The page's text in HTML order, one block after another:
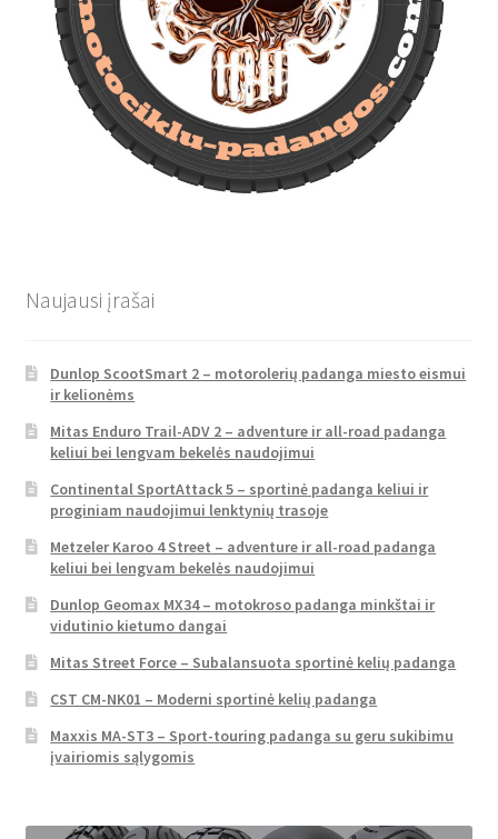
Naujausi įrašai
Dunlop ScootSmart 2 – motorolerių padanga miesto eismui
ir kelionėms
Mitas Enduro Trail-ADV 2 – adventure ir all-road padanga
keliui bei lengvam bekelės naudojimui
Continental SportAttack 5 – sportinė padanga keliui ir
proginiam naudojimui lenktynių trasoje
Metzeler Karoo 4 Street – adventure ir all-road padanga
keliui bei lengvam bekelės naudojimui
Dunlop Geomax MX34 – motokroso padanga minkštai ir
vidutinio kietumo dangai
Mitas Street Force – Subalansuota sportinė kelių padanga
CST CM-NK01 – Moderni sportinė kelių padanga
Maxxis MA-ST3 – Sport-touring padanga su geru sukibimu
įvairiomis sąlygomis